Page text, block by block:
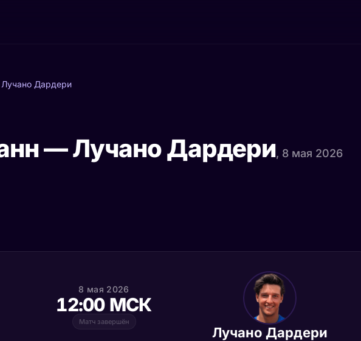
Дардери
— Лучано Дардери, 8 мая 2026
8 мая 2026
12:00 МСК
Матч завершён
Лучано Дардери